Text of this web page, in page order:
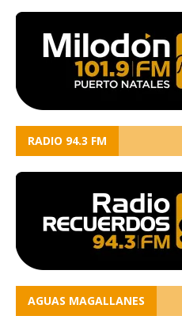
RADIO 94.3 FM
AGUAS MAGALLANES